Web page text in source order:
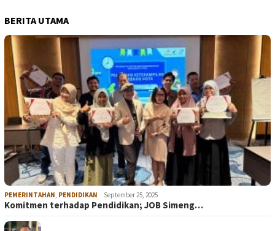
BERITA UTAMA
PEMERINTAHAN, PENDIDIKAN September 25, 2025
Komitmen terhadap Pendidikan; JOB Simeng…